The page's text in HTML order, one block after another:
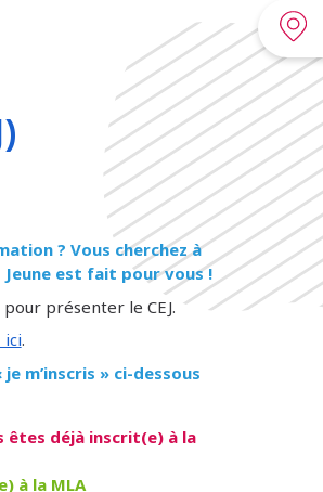
? Vous cherchez à
Jeune est fait pour vous !
présenter le CEJ.
ici.
je m’inscris » ci-dessous
êtes déjà inscrit(e) à la
à la MLA